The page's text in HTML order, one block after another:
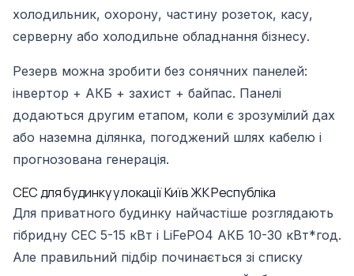
холодильник, охорону, частину розеток, касу,
серверну або холодильне обладнання бізнесу.
Резерв можна зробити без сонячних панелей:
інвертор + АКБ + захист + байпас. Панелі
додаються другим етапом, коли є зрозумілий дах
або наземна ділянка, погоджений шлях кабелю і
прогнозована генерація.
СЕС для будинку у локації Київ ЖК Республіка
Для приватного будинку найчастіше розглядають
гібридну СЕС 5-15 кВт і LiFePO4 АКБ 10-30 кВт*год.
Але правильний підбір починається зі списку